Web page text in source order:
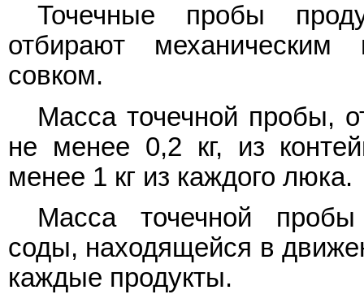
Точечные пробы
отбирают механическим
совком.
Масса точечной пробы,
не менее 0,2 кг, из
менее 1 кг из каждого люка.
Масса точечной пробы
соды, находящейся в
каждые продукты.